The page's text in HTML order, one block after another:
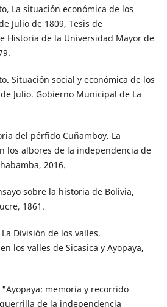
La situación económica de los
Julio de 1809, Tesis de
Historia de la Universidad Mayor de
Situación social y económica de los
Julio. Gobierno Municipal de La
del pérfido Cuñamboy. La
los albores de la independencia de
2016.
sobre la historia de Bolivia,
1861.
División de los valles.
los valles de Sicasica y Ayopaya,
memoria y recorrido
de la independencia